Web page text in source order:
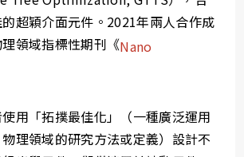
超穎介面元件。2021年兩人合作成
領域指標性期刊《Nano
用「拓撲最佳化」（一種廣泛運用
理領域的研究方法或定義）設計不